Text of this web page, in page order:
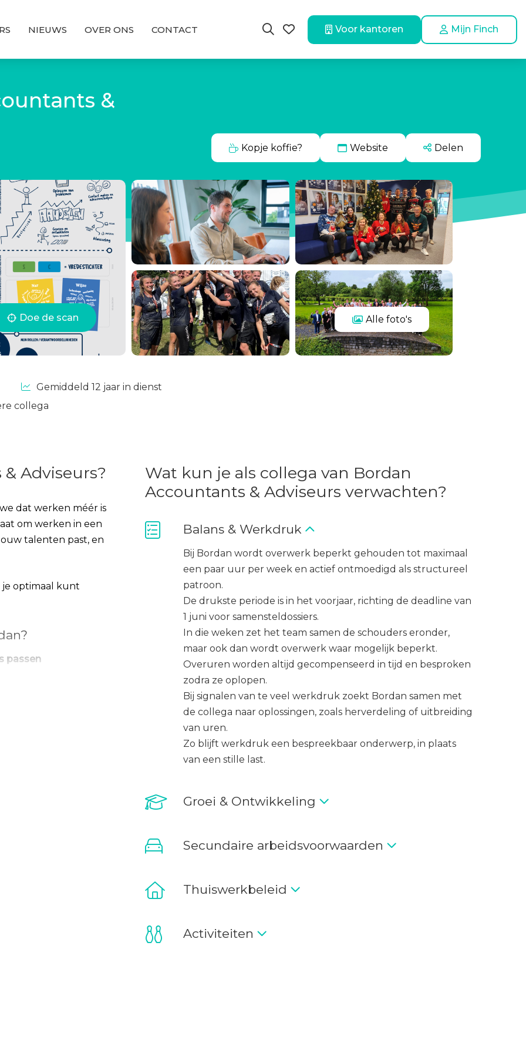
NIEUWS OVER ONS CONTACT Voor kantoren Mijn Finch
&
Kopje koffie? Website Delen
Doe de scan Alle foto's
Gemiddeld 12 jaar in dienst
collega
Adviseurs?
dat werken méér is
om werken in een
talenten past, en
je optimaal kunt
passen
Wat kun je als collega van Bordan
Accountants & Adviseurs verwachten?
Balans & Werkdruk
Bij Bordan wordt overwerk beperkt gehouden tot maximaal
een paar uur per week en actief ontmoedigd als structureel
patroon.
De drukste periode is in het voorjaar, richting de deadline van
1 juni voor samensteldossiers.
In die weken zet het team samen de schouders eronder,
maar ook dan wordt overwerk waar mogelijk beperkt.
Overuren worden altijd gecompenseerd in tijd en besproken
zodra ze oplopen.
Bij signalen van te veel werkdruk zoekt Bordan samen met
de collega naar oplossingen, zoals herverdeling of uitbreiding
van uren.
Zo blijft werkdruk een bespreekbaar onderwerp, in plaats
van een stille last.
Groei & Ontwikkeling
Secundaire arbeidsvoorwaarden
Thuiswerkbeleid
Activiteiten